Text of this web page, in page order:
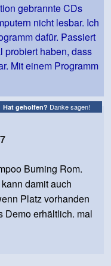
gebrannte CDs
nicht lesbar. Ich
dafür. Passiert
probiert haben, dass
Mit einem Programm
Hat geholfen? Danke sagen!
Burning Rom.
damit auch
Platz vorhanden
Demo erhältlich. mal